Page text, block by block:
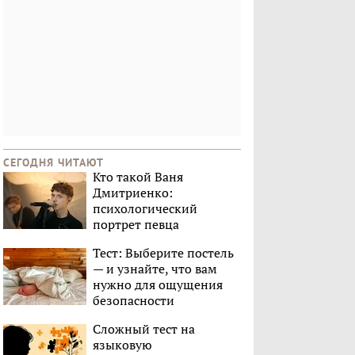
СЕГОДНЯ ЧИТАЮТ
Кто такой Ваня
Дмитриенко:
психологический
портрет певца
Тест: Выберите постель
— и узнайте, что вам
нужно для ощущения
безопасности
Сложный тест на
языковую